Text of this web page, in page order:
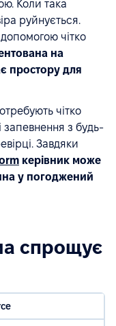
Коли така
руйнується.
чітко
на
простору для
чітко
запевнення з будь-
Завдяки
керівник може
у погоджений
спрощує